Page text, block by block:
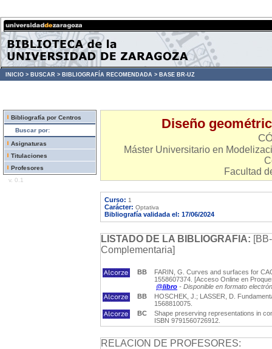
INICIO > BUSCAR > BIBLIOGRAFÍA RECOMENDADA > BASE BR-UZ
Bibliografía por Centros
Buscar por:
Asignaturas
Titulaciones
Profesores
v. 0.1
Diseño
Máster Universitario en
Facultad
Curso: 1
Carácter: Optativa
Bibliografía validada el: 17/06/2024
LISTADO DE LA BIBLIOGRAFIA:
Complementaria]
BB
FARIN, G. Curves and surfaces for
1558607374. [Acceso Online en
@libro - Disponible en formato
BB
HOSCHEK, J.; LASSER, D.
1568810075.
BC
Shape preserving representations in
ISBN 9791560726912.
RELACION DE PROFESORES: